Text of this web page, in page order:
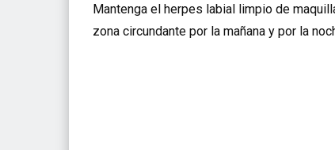
Mantenga el herpes labial limpio de
zona circundante por la mañana y por la